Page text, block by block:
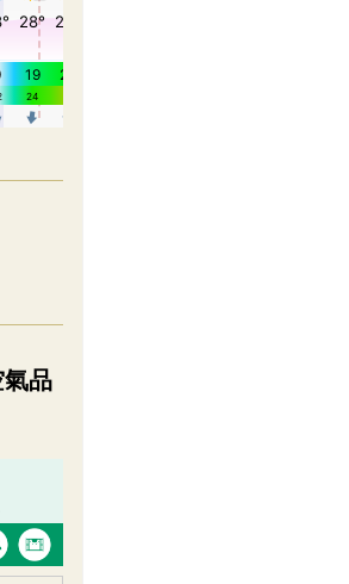
具為視覺預覽，完整即時空氣品